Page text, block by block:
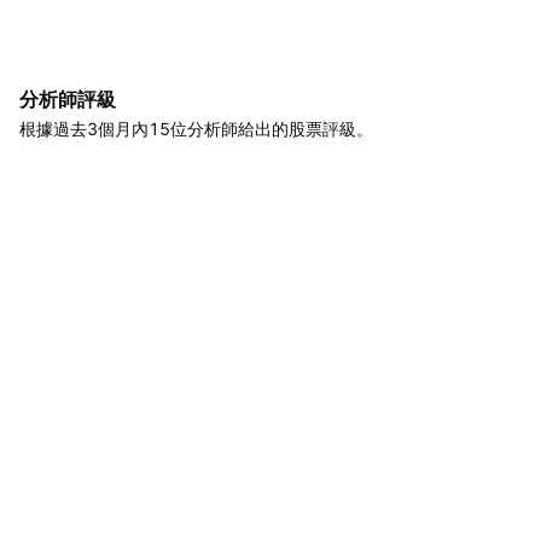
分析師評級
根據過去3個月內15位分析師給出的股票評級。